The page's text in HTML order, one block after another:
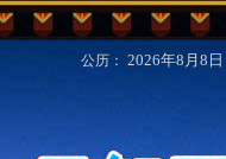
公历： 2026年8月8日